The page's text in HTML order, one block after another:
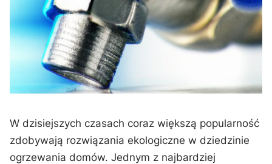
W dzisiejszych czasach coraz większą popularność
zdobywają rozwiązania ‌ekologiczne w dziedzinie
ogrzewania‌ domów.⁢ Jednym z najbardziej⁣